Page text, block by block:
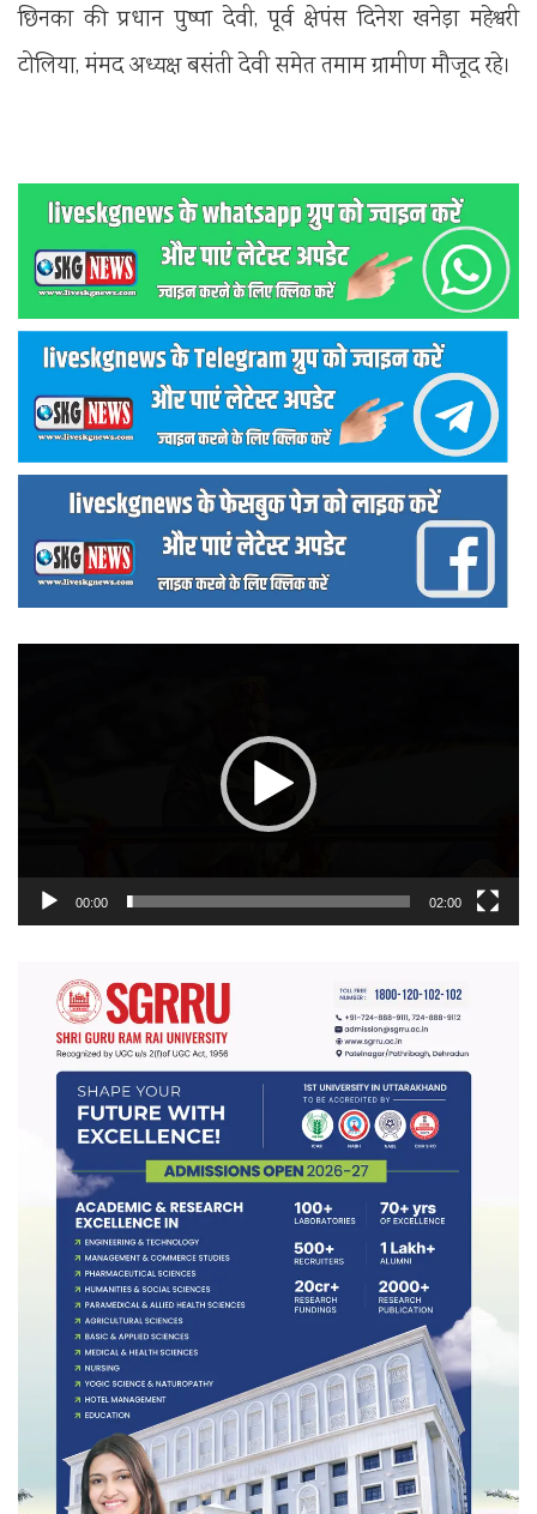
छिनका की प्रधान पुष्पा देवी, पूर्व क्षेपंस दिनेश खनेड़ा महेश्वरी
टोलिया, मंमद अध्यक्ष बसंती देवी समेत तमाम ग्रामीण मौजूद रहे।
00:00 02:00